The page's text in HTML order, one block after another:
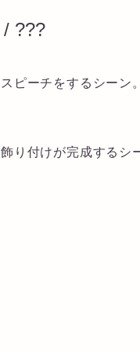
???
ピーチをするシーン。
り付けが完成するシ